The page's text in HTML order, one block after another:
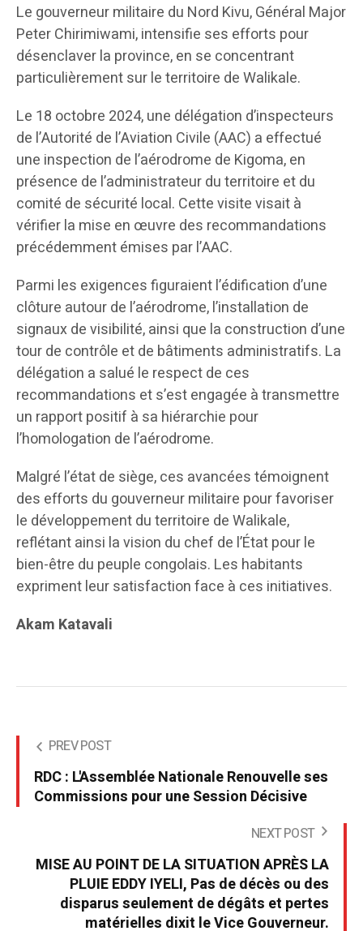
Le gouverneur militaire du Nord Kivu, Général Major
Peter Chirimiwami, intensifie ses efforts pour
désenclaver la province, en se concentrant
particulièrement sur le territoire de Walikale.
Le 18 octobre 2024, une délégation d’inspecteurs
de l’Autorité de l’Aviation Civile (AAC) a effectué
une inspection de l’aérodrome de Kigoma, en
présence de l’administrateur du territoire et du
comité de sécurité local. Cette visite visait à
vérifier la mise en œuvre des recommandations
précédemment émises par l’AAC.
Parmi les exigences figuraient l’édification d’une
clôture autour de l’aérodrome, l’installation de
signaux de visibilité, ainsi que la construction d’une
tour de contrôle et de bâtiments administratifs. La
délégation a salué le respect de ces
recommandations et s’est engagée à transmettre
un rapport positif à sa hiérarchie pour
l’homologation de l’aérodrome.
Malgré l’état de siège, ces avancées témoignent
des efforts du gouverneur militaire pour favoriser
le développement du territoire de Walikale,
reflétant ainsi la vision du chef de l’État pour le
bien-être du peuple congolais. Les habitants
expriment leur satisfaction face à ces initiatives.
Akam Katavali
PREV POST
RDC : L'Assemblée Nationale Renouvelle ses
Commissions pour une Session Décisive
NEXT POST
MISE AU POINT DE LA SITUATION APRÈS LA
PLUIE EDDY IYELI, Pas de décès ou des
disparus seulement de dégâts et pertes
matérielles dixit le Vice Gouverneur.